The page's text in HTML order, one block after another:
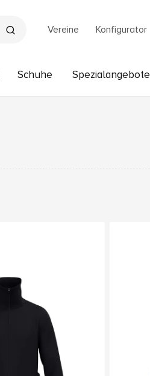
Vereine Konfigurator
Schuhe Spezialangebote